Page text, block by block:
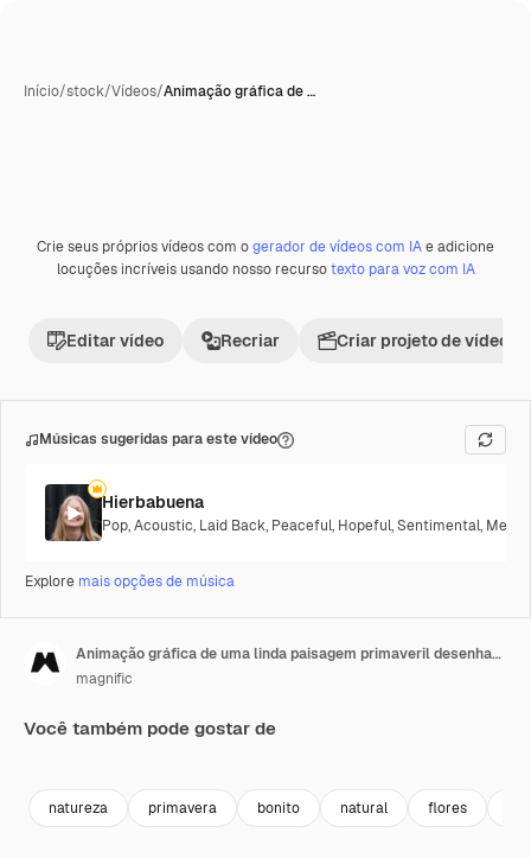
Início/stock/Vídeos/Animação gráfica de …
Crie seus próprios vídeos com ogerador de vídeos com IAe adicione
locuções incríveis usando nosso recursotexto para voz com IA
Editar vídeo Recriar Criar projeto de vídeo
Músicas sugeridas para este vídeo
Hierbabuena
Pop,Acoustic, Laid Back, Peaceful, Hopeful,Sentimental,
Explore mais opções de música
Animação gráfica de uma linda paisagem primaveril desenhada à mão
magnific
Você também pode gostar de
natureza primavera bonito natural flores